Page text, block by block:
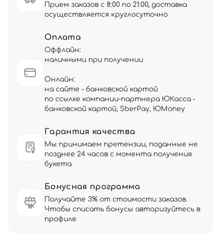
Прием заказов с 8:00 по 21:00, доставка
осуществляется круглосуточно
Оплата
Оффлайн:
наличными при получении
Онлайн:
на сайте - банковской картой
по ссылке компании-партнера ЮКасса -
банковской картой, SberPay, ЮMoney
Гарантия качества
Мы принимаем претензии, поданные не
позднее 24 часов с момента получения
букета
Бонусная программа
Получайте 3% от стоимости заказов.
Чтобы списать бонусы авторизуйтесь в
профиле